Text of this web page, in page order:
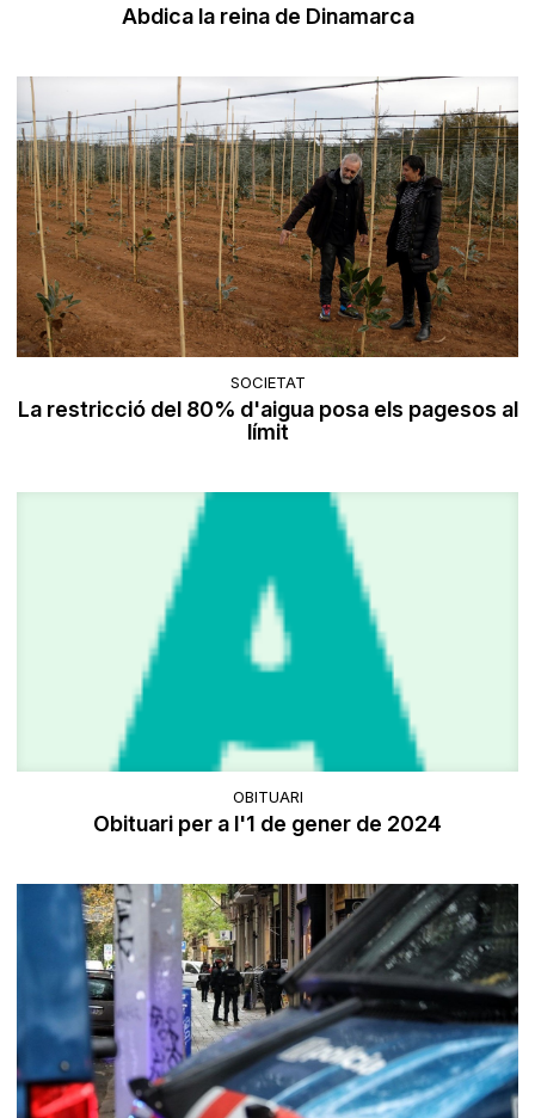
Abdica la reina de Dinamarca
SOCIETAT
La restricció del 80% d'aigua posa els pagesos al
límit
OBITUARI
Obituari per a l'1 de gener de 2024